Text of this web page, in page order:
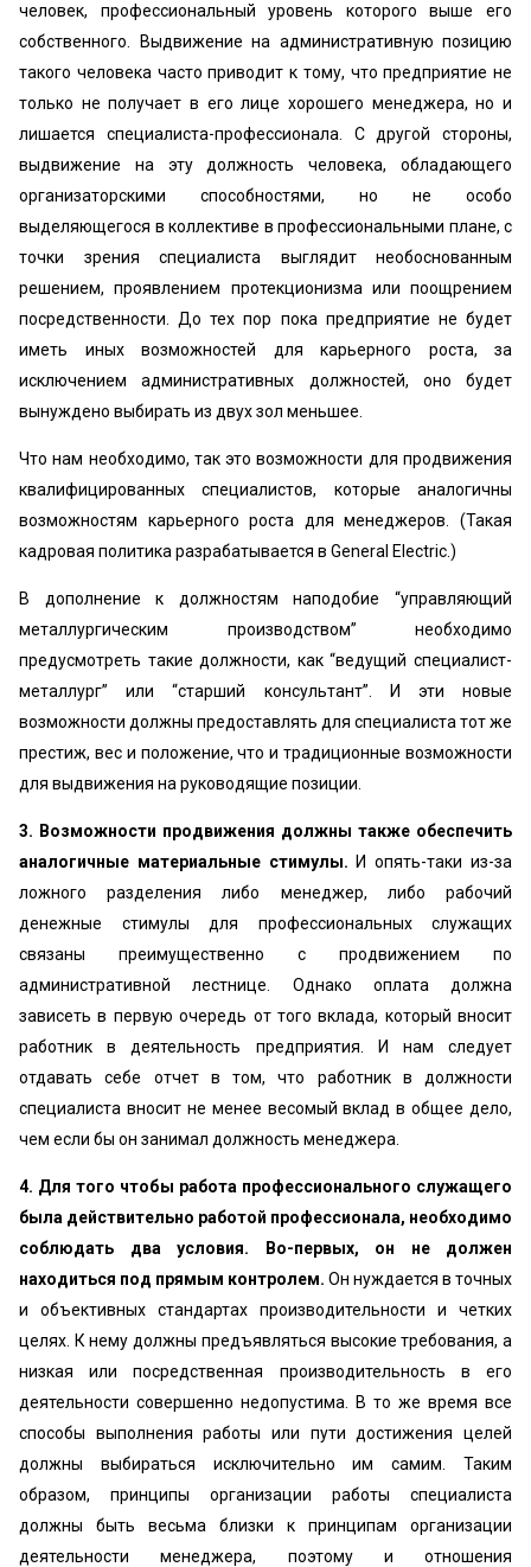
человек, профессиональный уровень которого выше его
собственного. Выдвижение на административную позицию
такого человека часто приводит к тому, что предприятие не
только не получает в его лице хорошего менеджера, но и
лишается специалиста-профессионала. С другой стороны,
выдвижение на эту должность человека, обладающего
организаторскими способностями, но не особо
выделяющегося в коллективе в профессиональными плане, с
точки зрения специалиста выглядит необоснованным
решением, проявлением протекционизма или поощрением
посредственности. До тех пор пока предприятие не будет
иметь иных возможностей для карьерного роста, за
исключением административных должностей, оно будет
вынуждено выбирать из двух зол меньшее.
Что нам необходимо, так это возможности для продвижения
квалифицированных специалистов, которые аналогичны
возможностям карьерного роста для менеджеров. (Такая
кадровая политика разрабатывается в General Electric.)
В дополнение к должностям наподобие “управляющий
металлургическим производством” необходимо
предусмотреть такие должности, как “ведущий специалист-
металлург” или “старший консультант”. И эти новые
возможности должны предоставлять для специалиста тот же
престиж, вес и положение, что и традиционные возможности
для выдвижения на руководящие позиции.
3. Возможности продвижения должны также обеспечить
аналогичные материальные стимулы. И опять-таки из-за
ложного разделения либо менеджер, либо рабочий
денежные стимулы для профессиональных служащих
связаны преимущественно с продвижением по
административной лестнице. Однако оплата должна
зависеть в первую очередь от того вклада, который вносит
работник в деятельность предприятия. И нам следует
отдавать себе отчет в том, что работник в должности
специалиста вносит не менее весомый вклад в общее дело,
чем если бы он занимал должность менеджера.
4. Для того чтобы работа профессионального служащего
была действительно работой профессионала, необходимо
соблюдать два условия. Во-первых, он не должен
находиться под прямым контролем. Он нуждается в точных
и объективных стандартах производительности и четких
целях. К нему должны предъявляться высокие требования, а
низкая или посредственная производительность в его
деятельности совершенно недопустима. В то же время все
способы выполнения работы или пути достижения целей
должны выбираться исключительно им самим. Таким
образом, принципы организации работы специалиста
должны быть весьма близки к принципам организации
деятельности менеджера, поэтому и отношения